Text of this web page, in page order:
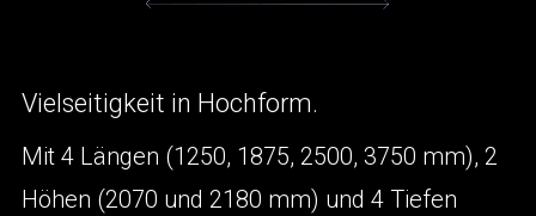
Vielseitigkeit in Hochform.
Mit 4 Längen (1250, 1875, 2500, 3750 mm), 2
Höhen (2070 und 2180 mm) und 4 Tiefen